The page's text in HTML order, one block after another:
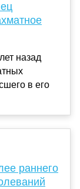
назад
в его
раннего